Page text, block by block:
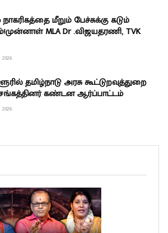
மீறும் பேச்சுக்கு கடும்
MLA Dr .விஜயதரணி, TVK
தமிழ்நாடு அரசு கூட்டுறவுத்துறை
கண்டன ஆர்ப்பாட்டம்